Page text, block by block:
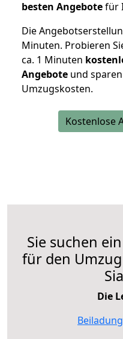
besten Angebotefür
Die
Minuten. Probieren
ca. 1 Minuten
Angebote und
Umzugskosten.
Kostenlose
Sie suchen
für den
Die